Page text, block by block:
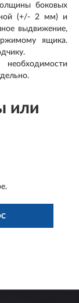
боковых
(+/- 2 мм) и
выдвижение,
ящика.
или